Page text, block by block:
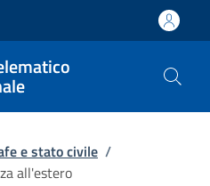
e stato civile /
all'estero